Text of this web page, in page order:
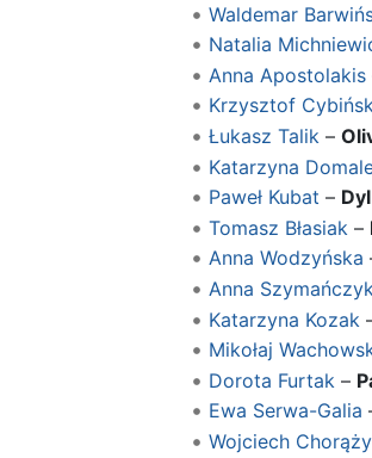
Waldemar
Natalia
Anna Apostolakis
Krzysztof
Łukasz Talik–
Katarzyna
Paweł Kubat –
Tomasz Błasiak –
Anna Wodzyńska
Anna
Katarzyna Kozak
Mikołaj
Dorota Furtak –
Ewa Serwa-Galia
Wojciech Chorąży